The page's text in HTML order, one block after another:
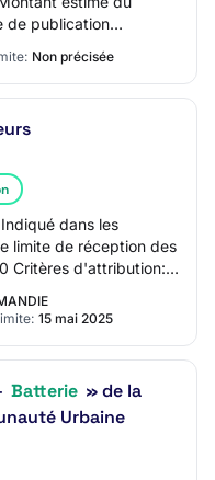
de publication
Non précisée
dans les
limite de réception des
Critères d'attribution: -
15 mai 2025
Batterie » de la
Urbaine